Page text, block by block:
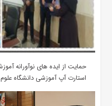
حمایت از ایده های نوآورانه
استارت آپ آموزشی دانشگاه علوم